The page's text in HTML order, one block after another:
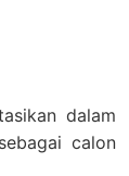
dalam
calon